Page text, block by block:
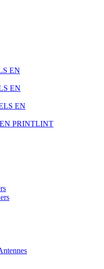
EN
EN
EN
EN PRINTLINT